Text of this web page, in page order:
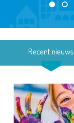
Recent nieuws